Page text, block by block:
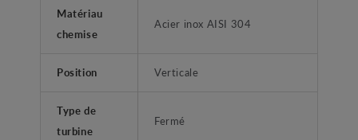
Matériau
chemise
Acier inox AISI 304
Position Verticale
Type de
turbine
Fermé